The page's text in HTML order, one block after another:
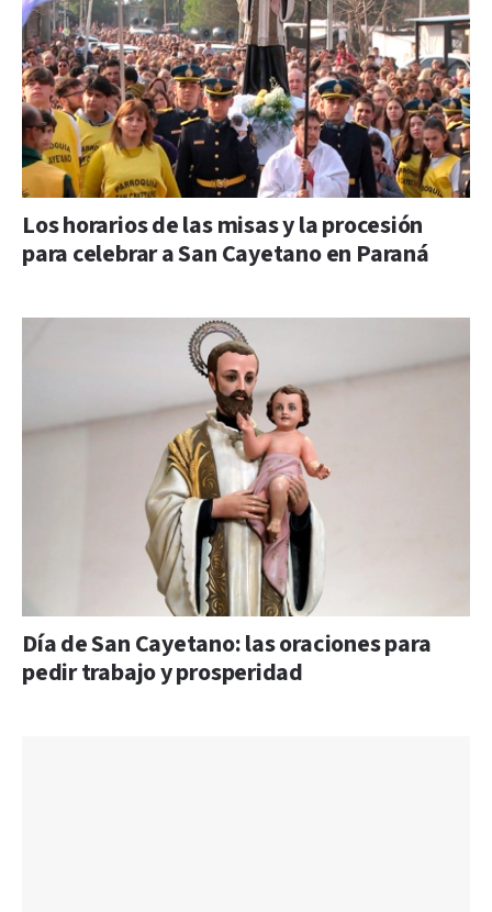
Los horarios de las misas y la procesión
para celebrar a San Cayetano en Paraná
Día de San Cayetano: las oraciones para
pedir trabajo y prosperidad